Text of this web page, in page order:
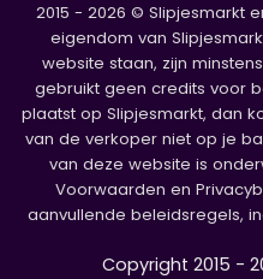
2015 - 2026 © Slipjesmarkt
eigendom van
website staan, zijn
gebruikt geen credits voor
plaatst op Slipjesmarkt, dan
van de verkoper niet op je
van deze website is
Voorwaarden en
aanvullende beleidsregels,
Copyright 2015 -